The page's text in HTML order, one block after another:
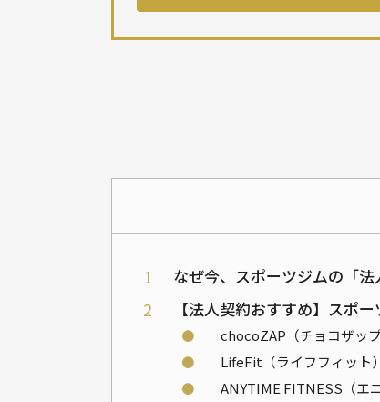
1 なぜ今、スポーツジムの「
2 【法人契約おすすめ】スポ
⚫
chocoZAP（チョコザップ
⚫
LifeFit（ライフフィット）
⚫
ANYTIME FITNESS（エ